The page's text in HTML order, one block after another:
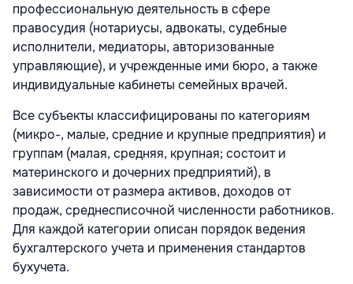
профессиональную деятельность в сфере
правосудия (нотариусы, адвокаты, судебные
исполнители, медиаторы, авторизованные
управляющие), и учрежденные ими бюро, а также
индивидуальные кабинеты семейных врачей.
Все субъекты классифицированы по категориям
(микро-, малые, средние и крупные предприятия) и
группам (малая, средняя, крупная; состоит и
материнского и дочерних предприятий), в
зависимости от размера активов, доходов от
продаж, среднесписочной численности работников.
Для каждой категории описан порядок ведения
бухгалтерского учета и применения стандартов
бухучета.